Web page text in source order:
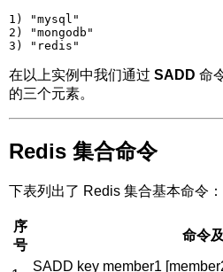
1) "mysql"
2) "mongodb"
在以上实例中我们通过 SADD 命
的三个元素。
Redis 集合命令
下表列出了 Redis 集合基本命令：
序
号
命令
SADD key member1